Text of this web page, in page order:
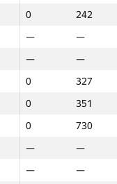
0
242
—
—
—
—
0
327
0
351
0
730
—
—
—
—
0
242
—
—
—
—
0
327
0
351
0
730
—
—
—
—